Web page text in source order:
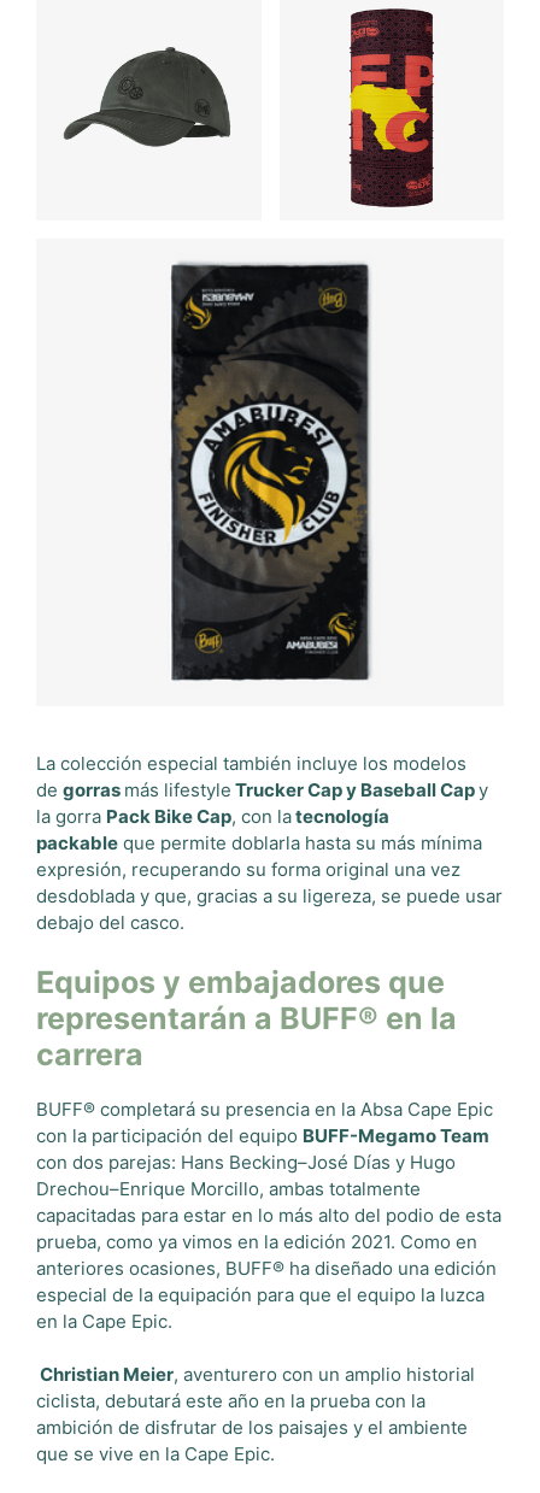
La colección especial también incluye los modelos
de gorras más lifestyle Trucker Cap y Baseball Capy
la gorra Pack Bike Cap, con latecnología
packable que permite doblarla hasta su más mínima
expresión, recuperando su forma original una vez
desdoblada y que, gracias a su ligereza, se puede usar
debajo del casco.
Equipos y embajadores que
representarán a BUFF® en la
carrera
BUFF® completará su presencia en la Absa Cape Epic
con la participación del equipo BUFF-Megamo Team
con dos parejas: Hans Becking–José Días y Hugo
Drechou–Enrique Morcillo, ambas totalmente
capacitadas para estar en lo más alto del podio de esta
prueba, como ya vimos en la edición 2021. Como en
anteriores ocasiones, BUFF® ha diseñado una edición
especial de la equipación para que el equipo la luzca
en la Cape Epic.
Christian Meier, aventurero con un amplio historial
ciclista, debutará este año en la prueba con la
ambición de disfrutar de los paisajes y el ambiente
que se vive en la Cape Epic.